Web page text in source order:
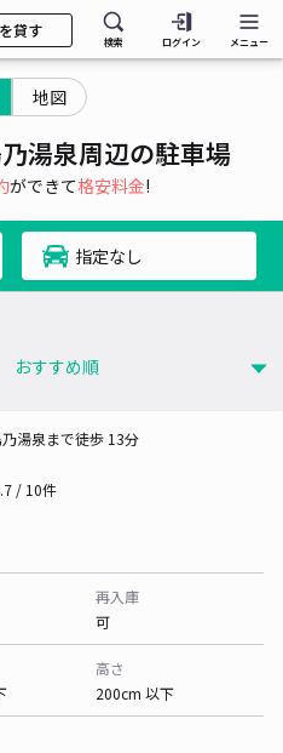
貸す
検索 ログイン メニュー
地図
湯泉周辺の駐車場
ができて格安料金!
指定なし
湯泉まで徒歩 13分
/ 10件
再入庫
可
高さ
200cm 以下